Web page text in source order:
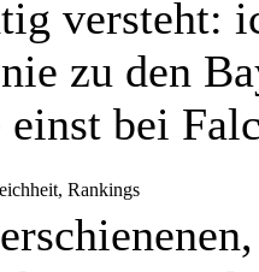
versteht:
zu den
einst bei
Rankings